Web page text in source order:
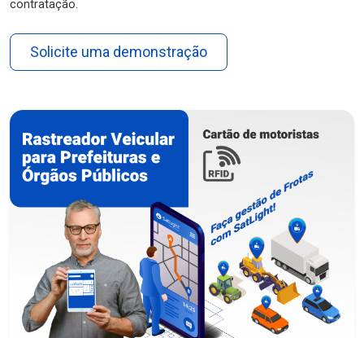
contratação.
Solicite uma demonstração